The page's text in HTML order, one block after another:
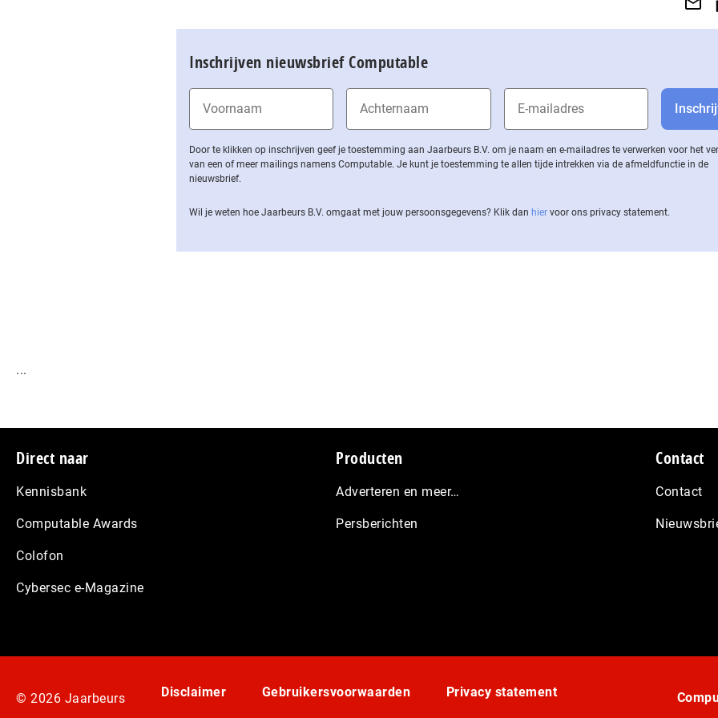
Inschrijven nieuwsbrief Computable
Door te klikken op inschrijven geef je toestemming aan Jaarbeurs B.V. om je naam en e-mailadres te verwerken voor het
van een of meer mailings namens Computable. Je kunt je toestemming te allen tijde intrekken via de af­meld­func­tie in de
nieuwsbrief.
Wil je weten hoe Jaarbeurs B.V. omgaat met jouw per­soons­ge­ge­vens? Klik dan hier voor ons privacy statement.
...
Footer
Direct naar
Kennisbank
Computable Awards
Colofon
Cybersec e-Magazine
Producten
Adverteren en meer…
Persberichten
Contact
Contact
© 2026 Jaarbeurs Disclaimer Gebruikersvoorwaarden Privacy statement